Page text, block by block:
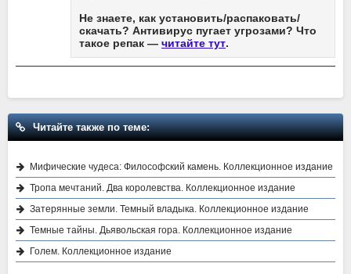
Не знаете, как установить/распаковать/
скачать? Антивирус пугает угрозами? Что
такое репак — читайте тут.
Читайте также по теме:
Мифические чудеса: Философский камень. Коллекционное издание
Тропа мечтаний. Два королевства. Коллекционное издание
Затерянные земли. Темный владыка. Коллекционное издание
Темные тайны. Дьявольская гора. Коллекционное издание
Голем. Коллекционное издание